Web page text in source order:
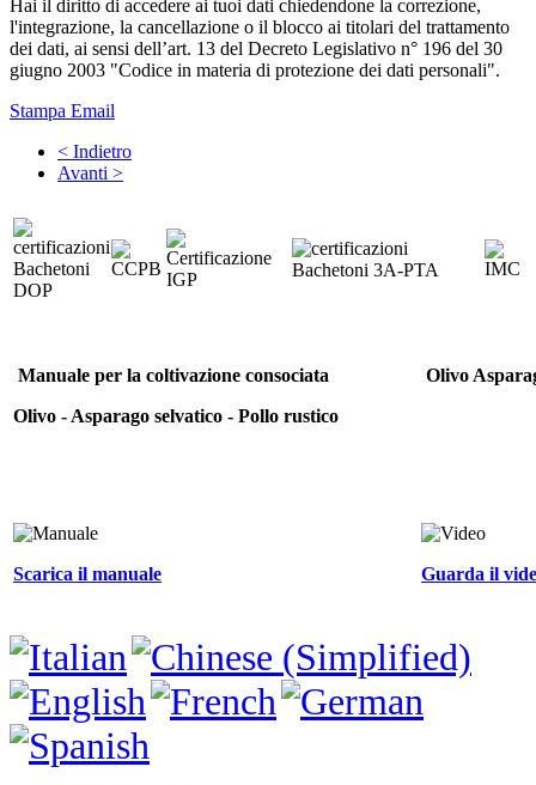
Hai il diritto di accedere ai tuoi dati chiedendone la correzione,
l'integrazione, la cancellazione o il blocco ai titolari del trattamento
dei dati, ai sensi dell’art. 13 del Decreto Legislativo n° 196 del 30
giugno 2003 "Codice in materia di protezione dei dati personali".
Stampa Email
< Indietro
Avanti >
Manuale per la coltivazione consociata
Olivo - Asparago selvatico - Pollo rustico
Olivo
Scarica il manuale Guarda il